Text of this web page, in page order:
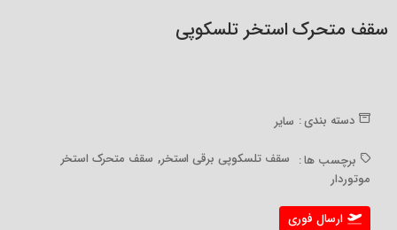
سقف متحرک استخر تلسکوپی
دسته بندی : سایر
برچسب ها : سقف تلسکوپی برقی استخر, سقف متحرک استخر
موتور‌دار
ارسال فوری